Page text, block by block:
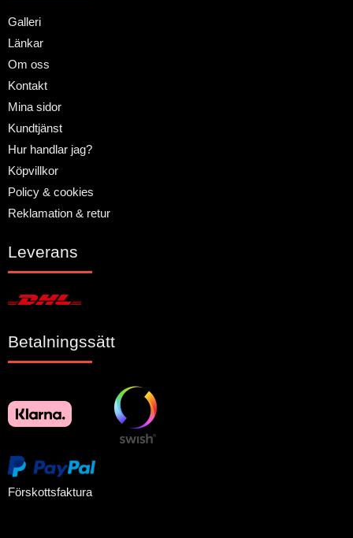
Galleri
Länkar
Om oss
Kontakt
Mina sidor
Kundtjänst
Hur handlar jag?
Köpvillkor
Policy & cookies
Reklamation & retur
Leverans
Betalningssätt
Förskottsfaktura